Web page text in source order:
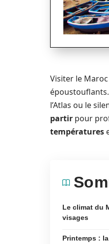
Visiter le
l’Atlas ou le
partir pour
températures
Le climat du
visages
Printemps :